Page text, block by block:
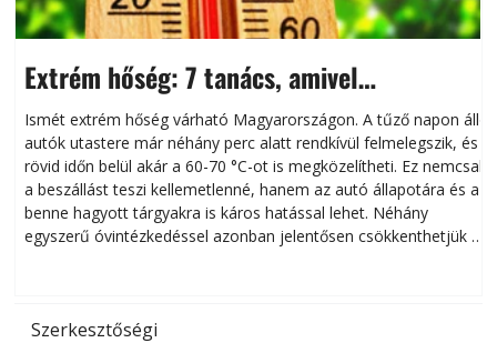
Extrém hőség: 7 tanács, amivel
megóvhatjuk autónkat a nyári károktól
Ismét extrém hőség várható Magyarországon. A tűző napon álló
autók utastere már néhány perc alatt rendkívül felmelegszik, és
rövid időn belül akár a 60-70 °C-ot is megközelítheti. Ez nemcsak
a beszállást teszi kellemetlenné, hanem az autó állapotára és a
benne hagyott tárgyakra is káros hatással lehet. Néhány
egyszerű óvintézkedéssel azonban jelentősen csökkenthetjük a
Szerkesztőségi